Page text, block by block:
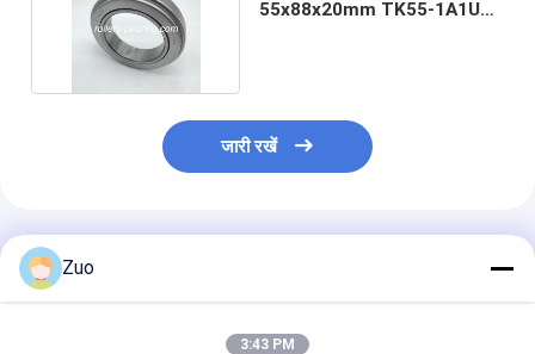
55x88x20mm TK55-1A1U3
जारी रखें
अनुशंसित उत्पाद
Zuo
3:43 PM